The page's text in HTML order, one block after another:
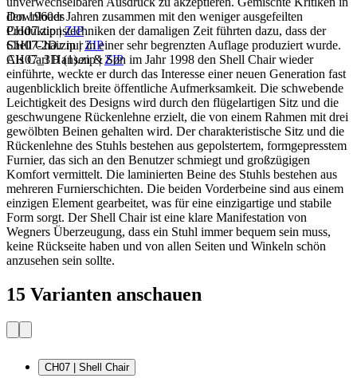
Downloads
CH07.zip|ZIP
CH07-2D.zip|ZIP
CH07_3D (1).zip|ZIP
den 1960er Jahren zusammen mit den weniger ausgefeilten
Produktionstechniken der damaligen Zeit führten dazu, dass der
Shell Chair nur in einer sehr begrenzten Auflage produziert wurde.
Als Carl Hansen & Søn im Jahr 1998 den Shell Chair wieder
einführte, weckte er durch das Interesse einer neuen Generation fast
augenblicklich breite öffentliche Aufmerksamkeit. Die schwebende
Leichtigkeit des Designs wird durch den flügelartigen Sitz und die
geschwungene Rückenlehne erzielt, die von einem Rahmen mit drei
gewölbten Beinen gehalten wird. Der charakteristische Sitz und die
Rückenlehne des Stuhls bestehen aus gepolstertem, formgepresstem
Furnier, das sich an den Benutzer schmiegt und großzügigen
Komfort vermittelt. Die laminierten Beine des Stuhls bestehen aus
mehreren Furnierschichten. Die beiden Vorderbeine sind aus einem
einzigen Element gearbeitet, was für eine einzigartige und stabile
Form sorgt. Der Shell Chair ist eine klare Manifestation von
Wegners Überzeugung, dass ein Stuhl immer bequem sein muss,
keine Rückseite haben und von allen Seiten und Winkeln schön
anzusehen sein sollte.
15 Varianten anschauen
CH07 | Shell Chair